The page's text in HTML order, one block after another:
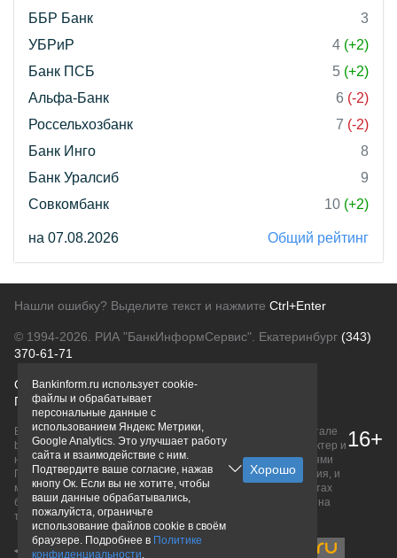
ББР Банк
3
УБРиР
4 (+2)
Банк ПСБ
5 (+2)
Альфа-Банк
6 (-2)
Россельхозбанк
7 (-2)
Банк Инго
8
Банк Уралсиб
9
Совкомбанк
10 (+2)
на 07.08.2026 Общий рейтинг
Нашли ошибку? Выделите текст и нажмите Ctrl+Enter
© 1994-2026. РИА "БанкИнформСервис". Екатеринбург (343)
370-61-71
О проектеПолитика конфиденциальности
Правовая информацияДля рекламодателей
Вся информация о продуктах банков, размещенная на портале
bankinform.ru, носит исключительно ознакомительный характер и
не является публичной офертой, определяемой положениями
ГК РФ. Информация не содержит точного и полного описания, и
может быть изменена. Конечные условия уточняйте на сайтах
банков или при личном обращении. Исключительное право на
товарные знаки принадлежит их правообладателям.
16+
Bankinform.ru использует cookie-
файлы и обрабатывает
персональные данные с
использованием Яндекс Метрики,
Google Analytics. Это улучшает работу
сайта и взаимодействие с ним.
Подтвердите ваше согласие, нажав
кнопу Ок. Если вы не хотите, чтобы
ваши данные обрабатывались,
пожалуйста, ограничьте
использование файлов cookie в своём
браузере. Подробнее в Политике
конфиденциальности.